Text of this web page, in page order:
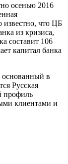
осенью 2016
известно, что ЦБ
из кризиса,
составит 106
капитал банка
в
Русская
профиль
клиентами и